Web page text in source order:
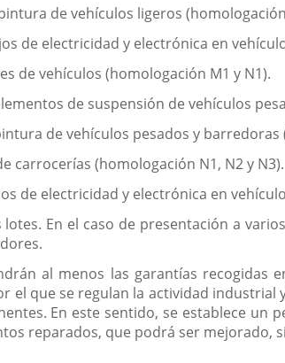
de vehículos ligeros
de electricidad y electrónica en
de vehículos (homologación M1 y N1).
de suspensión de vehículos
de vehículos pesados y
carrocerías (homologación N1, N2 y N3).
de electricidad y electrónica en
En el caso de presentación a
al menos las garantías recogidas
el que se regulan la actividad
En este sentido, se establece
reparados, que podrá ser mejorado,